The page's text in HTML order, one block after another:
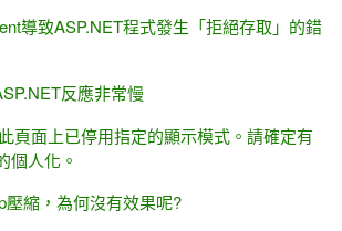
導致ASP.NET程式發生「拒絕存取」的錯
反應非常慢
頁面上已停用指定的顯示模式。請確定有
個人化。
壓縮，為何沒有效果呢?